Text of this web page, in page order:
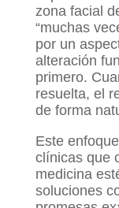
zona facial
“muchas
por un
alteración
primero.
resuelta, el
de forma
Este
clínicas que
medicina
soluciones